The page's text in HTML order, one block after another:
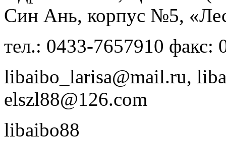
Син Ань, корпус №5,
тел.: 0433-7657910 факс:
libaibo_larisa@mail.ru,
elszl88@126.com
libaibo88